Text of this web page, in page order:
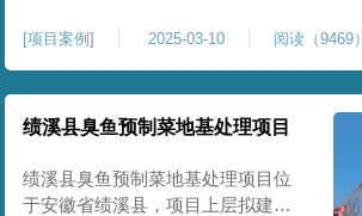
形成，回填完成，强夯施工一次，
极大考验我司与土方单位交叉施工
能力。每标段强夯施工完成，现场
工程师组织三方验收一次，确认工
施工质量，确保工程整体质量。在
施工过程中我司严格按照设计规范
[项目案例] 2025-03-10 阅读（9469）
绩溪县臭鱼预制菜地基处理项目
绩溪县臭鱼预制菜地基处理项目位
于安徽省绩溪县，项目上层拟建生